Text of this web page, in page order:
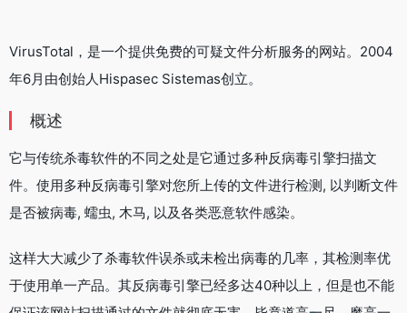
VirusTotal，是一个提供免费的可疑文件分析服务的网站。2004
年6月由创始人Hispasec Sistemas创立。
概述
它与传统杀毒软件的不同之处是它通过多种反病毒引擎扫描文
件。使用多种反病毒引擎对您所上传的文件进行检测, 以判断文件
是否被病毒, 蠕虫, 木马, 以及各类恶意软件感染。
这样大大减少了杀毒软件误杀或未检出病毒的几率，其检测率优
于使用单一产品。其反病毒引擎已经多达40种以上，但是也不能